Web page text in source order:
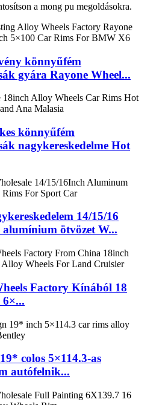
a mong pu megoldásokra.
könnyűfém
gyára Rayone Wheel...
könnyűfém
nagykereskedelme Hot
14/15/16
alumínium ötvözet W...
Factory Kínából 18
6×...
colos 5×114.3-as
autófelnik...